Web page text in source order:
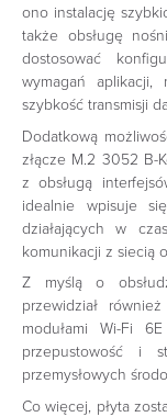
ono instalację
także obsługę
dostosować
wymagań
szybkość transmisji
Dodatkową
złącze M.2 3052 B-
z obsługą
idealnie wpisuje
działających w
komunikacji z siecią
Z myślą o
przewidział
modułami Wi-Fi
przepustowość i
przemysłowych
Co więcej, płyta